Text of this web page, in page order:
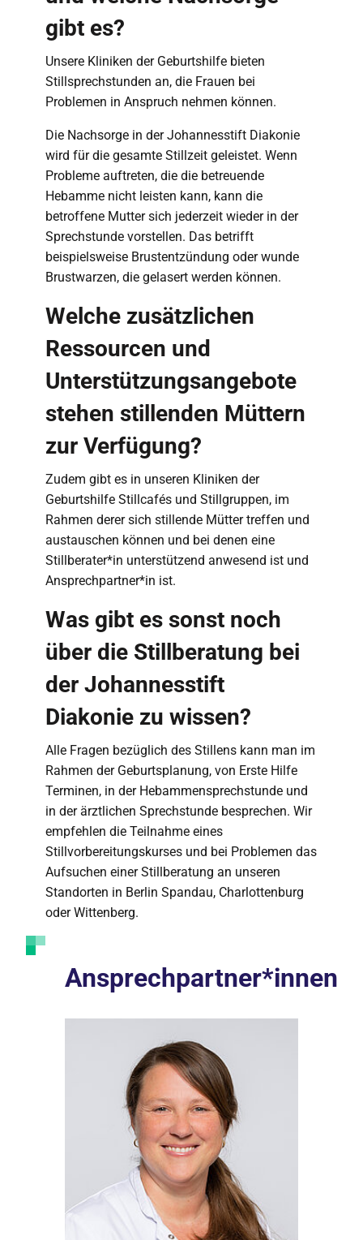
gibt es?
Unsere Kliniken der Geburtshilfe bieten
Stillsprechstunden an, die Frauen bei
Problemen in Anspruch nehmen können.
Die Nachsorge in der Johannesstift Diakonie
wird für die gesamte Stillzeit geleistet. Wenn
Probleme auftreten, die die betreuende
Hebamme nicht leisten kann, kann die
betroffene Mutter sich jederzeit wieder in der
Sprechstunde vorstellen. Das betrifft
beispielsweise Brustentzündung oder wunde
Brustwarzen, die gelasert werden können.
Welche zusätzlichen
Ressourcen und
Unterstützungsangebote
stehen stillenden Müttern
zur Verfügung?
Zudem gibt es in unseren Kliniken der
Geburtshilfe Stillcafés und Stillgruppen, im
Rahmen derer sich stillende Mütter treffen und
austauschen können und bei denen eine
Stillberater*in unterstützend anwesend ist und
Ansprechpartner*in ist.
Was gibt es sonst noch
über die Stillberatung bei
der Johannesstift
Diakonie zu wissen?
Alle Fragen bezüglich des Stillens kann man im
Rahmen der Geburtsplanung, von Erste Hilfe
Terminen, in der Hebammensprechstunde und
in der ärztlichen Sprechstunde besprechen. Wir
empfehlen die Teilnahme eines
Stillvorbereitungskurses und bei Problemen das
Aufsuchen einer Stillberatung an unseren
Standorten in Berlin Spandau, Charlottenburg
oder Wittenberg.
Ansprechpartner*innen